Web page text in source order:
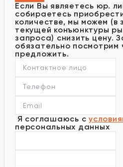
Если Вы являетесь юр.
собираетесь
количестве, мы можем (в
текущей конъюнктуры
запроса) снизить цену.
обязательно посмотрим
предложить.
Я соглашаюсь с
персональных данных